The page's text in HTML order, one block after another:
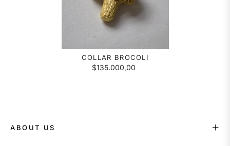
COLLAR BROCOLI
$135.000,00
ABOUT US